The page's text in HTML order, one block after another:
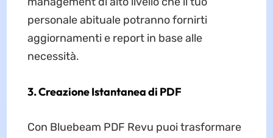
personale abituale potranno fornirti
aggiornamenti e report in base alle
necessità.
3. Creazione Istantanea di PDF
Con Bluebeam PDF Revu puoi trasformare